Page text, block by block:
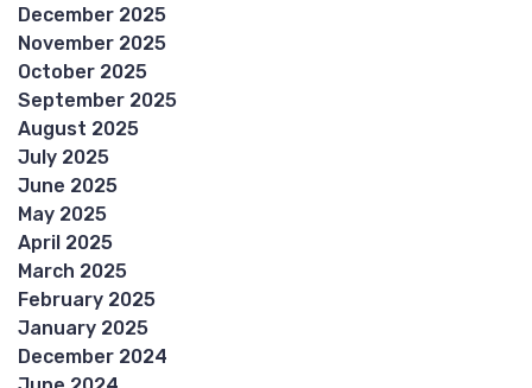
December 2025
November 2025
October 2025
September 2025
August 2025
July 2025
June 2025
May 2025
April 2025
March 2025
February 2025
January 2025
December 2024